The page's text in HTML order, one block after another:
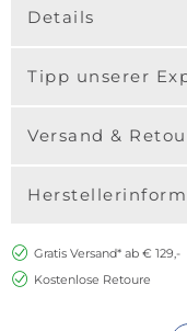
Details
Tipp unserer
Versand &
Gratis Versand* ab € 129,-
Kostenlose Retoure